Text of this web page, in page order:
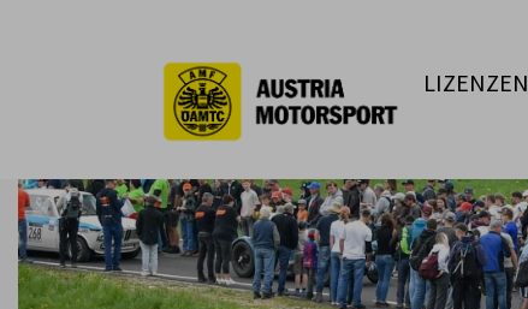
LIZENZEN